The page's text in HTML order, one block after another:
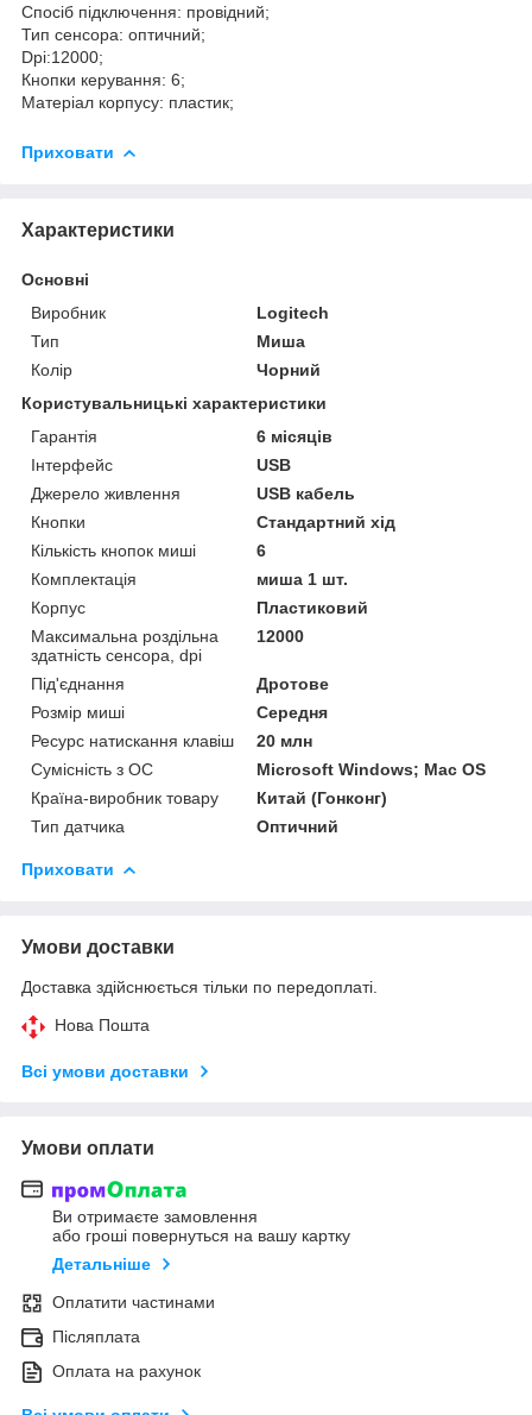
Спосіб підключення: провідний;
Тип сенсора: оптичний;
Dpi:12000;
Кнопки керування: 6;
Матеріал корпусу: пластик;
Приховати
Характеристики
Основні
Виробник
Logitech
Тип
Миша
Колір
Чорний
Користувальницькі характеристики
Гарантія
6 місяців
Інтерфейс
USB
Джерело живлення
USB кабель
Кнопки
Стандартний хід
Кількість кнопок миші
6
Комплектація
миша 1 шт.
Корпус
Пластиковий
Максимальна роздільна
здатність сенсора, dpi
12000
Під'єднання
Дротове
Розмір миші
Середня
Ресурс натискання клавіш
20 млн
Сумісність з ОС
Microsoft Windows; Mac OS
Країна-виробник товару
Китай (Гонконг)
Тип датчика
Оптичний
Приховати
Умови доставки
Доставка здійснюється тільки по передоплаті.
Нова Пошта
Всі умови доставки
Умови оплати
Ви отримаєте замовлення
або гроші повернуться на вашу картку
Детальніше
Оплатити частинами
Післяплата
Оплата на рахунок